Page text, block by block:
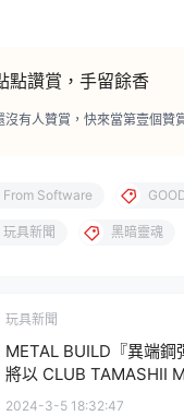
點讚賞，手留餘香
沒有人贊賞，快來當第壹個贊
From Software
玩具新聞 黑暗靈魂
玩具新聞
METAL BUILD『異端鋼
將以 CLUB TAMASHII
品形式推出！
2024-3-5 18:32:47